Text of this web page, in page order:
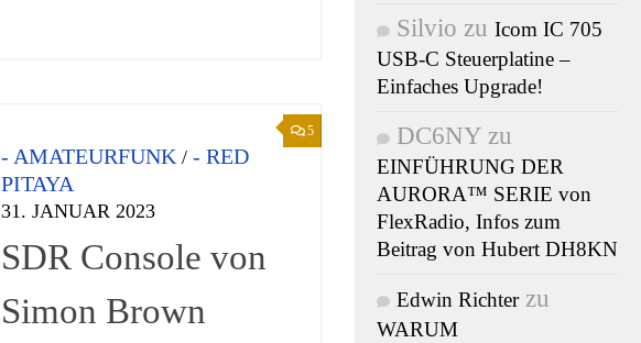
5
- AMATEURFUNK/ - RED
PITAYA
31. JANUAR 2023
SDR Console von
Simon Brown
Silvio zu Icom IC 705
USB-C Steuerplatine –
Einfaches Upgrade!
DC6NY zu
EINFÜHRUNG DER
AURORA™ SERIE von
FlexRadio, Infos zum
Beitrag von Hubert DH8KN
Edwin Richterzu
WARUM